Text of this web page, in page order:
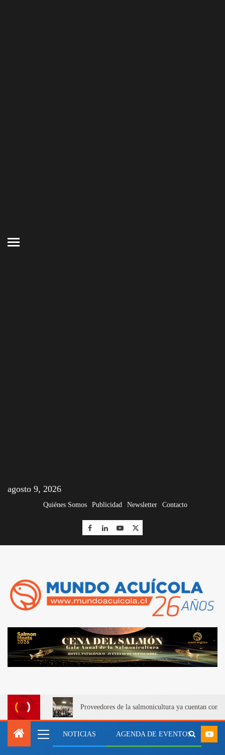
agosto 9, 2026
Quiénes Somos Publicidad Newsletter Contacto
Proveedores de la salmonicultura ya cuentan con
NOTICIAS AGENDA DE EVENTOS